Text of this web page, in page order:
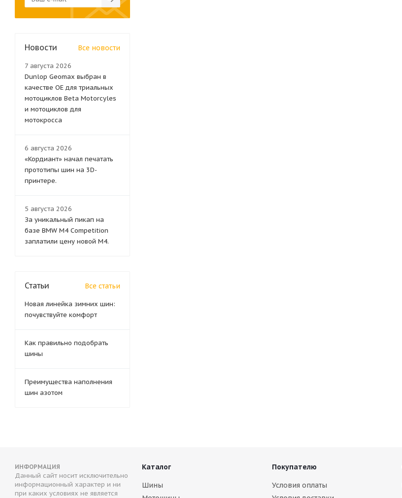
Новости Все новости
7 августа 2026
Dunlop Geomax выбран в
качестве OE для триальных
мотоциклов Beta Motorcyles
и мотоциклов для
мотокросса
6 августа 2026
«Кордиант» начал печатать
прототипы шин на 3D-
принтере.
5 августа 2026
За уникальный пикап на
базе BMW M4 Competition
заплатили цену новой M4.
Статьи Все статьи
Новая линейка зимних шин:
почувствуйте комфорт
Как правильно подобрать
шины
Преимущества наполнения
шин азотом
ИНФОРМАЦИЯ
Данный сайт носит исключительно
информационный характер и ни
при каких условиях не является
Каталог
Шины
Покупателю
Условия оплаты